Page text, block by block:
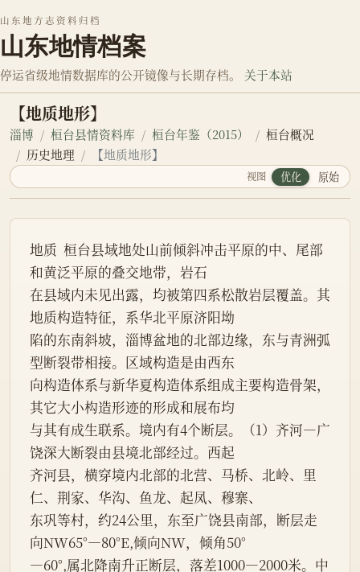
山东地方志资料归档
山东地情档案
停运省级地情数据库的公开镜像与长期存档。 关于本站
【地质地形】
淄博 桓台县情资料库 桓台年鉴（2015）
桓台概况
历史地理
【地质地形】
视图 优化 原始
地质  桓台县域地处山前倾斜冲击平原的中、尾部
和黄泛平原的叠交地带，岩石
在县域内未见出露，均被第四系松散岩层覆盖。其
地质构造特征，系华北平原济阳坳
陷的东南斜坡，淄博盆地的北部边缘，东与青洲弧
型断裂带相接。区域构造是由西东
向构造体系与新华夏构造体系组成主要构造骨架，
其它大小构造形迹的形成和展布均
与其有成生联系。境内有4个断层。（1）齐河—广
饶深大断裂由县境北部经过。西起
齐河县，横穿境内北部的北营、马桥、北岭、里
仁、荆家、华沟、鱼龙、起凤、穆寨、
东巩等村，约24公里，东至广饶县南部，断层走
向NW65°—80°E,倾向NW，倾角50°
—60°,属北降南升正断层，落差1000—2000米。中